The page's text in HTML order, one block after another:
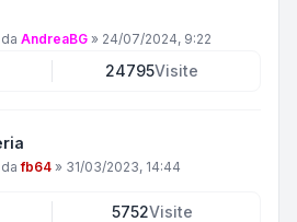
AndreaBG » 24/07/2024, 9:22
24795Visite
dafb64 » 31/03/2023, 14:44
5752Visite